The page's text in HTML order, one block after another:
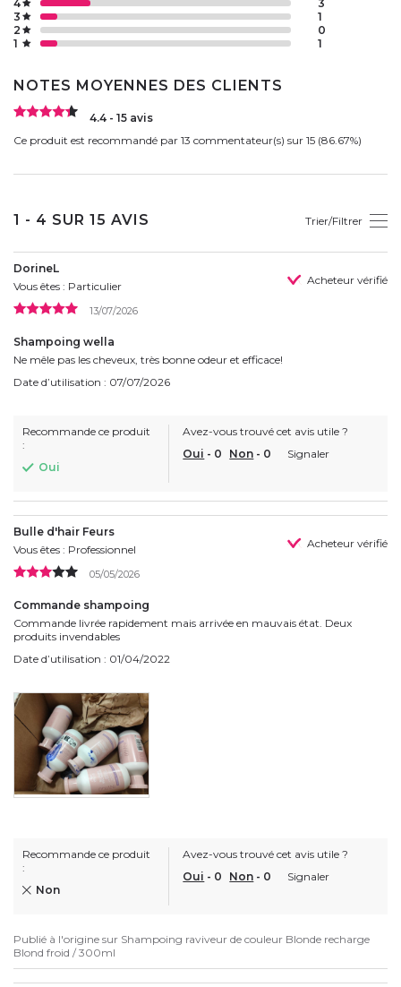
1 1
2 0
3 1
4 3
NOTES MOYENNES DES CLIENTS
4.4 - 15 avis
Ce produit est recommandé par 13 commentateur(s) sur 15 (86.67%)
1 - 4 SUR 15 AVIS Trier/Filtrer
DorineL
Vous êtes : Particulier
Acheteur vérifié
13/07/2026
Shampoing wella
Ne mêle pas les cheveux, très bonne odeur et efficace!
Date d’utilisation : 07/07/2026
Recommande ce produit
:
Oui
Avez-vous trouvé cet avis utile ?
Oui - 0 Non - 0 Signaler
Bulle d'hair Feurs
Vous êtes : Professionnel
Acheteur vérifié
05/05/2026
Commande shampoing
Commande livrée rapidement mais arrivée en mauvais état. Deux
produits invendables
Date d’utilisation : 01/04/2022
Recommande ce produit
:
Non
Avez-vous trouvé cet avis utile ?
Oui - 0 Non - 0 Signaler
Publié à l'origine sur Shampoing raviveur de couleur Blonde recharge
Blond froid / 300ml